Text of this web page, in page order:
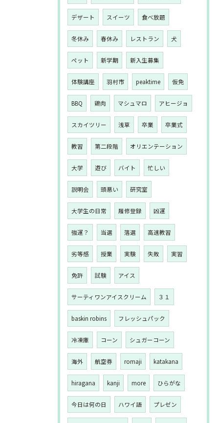
デザート スイーツ 食べ放題
冬休み 春休み レストラン 犬
ペット 新学期 新入生募集
体験講座 羽村市 peaktime 仮免
BBQ 鶏肉 マシュマロ アヒージョ
スカイツリー 浅草 卒業 卒業式
教習 第二段階 オリエンテーション
大学 遊び バイト 忙しい
説明会 頭悪い 研究室
大学生の日常 履修登録 凶運
強運？ 当選 落選 高速教習
劣等感 授業 実験 失敗 実習
免許 試験 アイス
サーティワンアイスクリーム ３１
baskin robins フレッシュパック
冷凍庫 コーン シュガーコーン
海外 航空券 romaji katakana
hiragana kanji more ひらがな
今日は何の日 ハワイ語 プレゼン